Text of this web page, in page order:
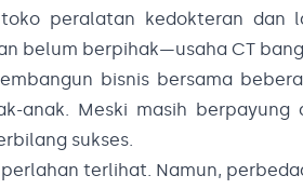
peralatan kedokteran dan
belum berpihak—usaha CT
bisnis bersama
anak. Meski masih berpayung
sukses.
terlihat. Namun,